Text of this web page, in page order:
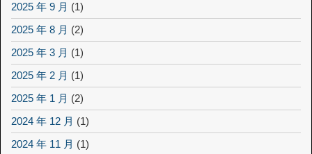
2025 年 9 月 (1)
2025 年 8 月 (2)
2025 年 3 月 (1)
2025 年 2 月 (1)
2025 年 1 月 (2)
2024 年 12 月 (1)
2024 年 11 月 (1)